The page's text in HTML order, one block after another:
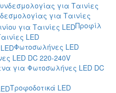
για Ταινίες
Προφίλ
LED
Φωτοσωλήνες LED
LED DC 220-240V
για Φωτοσωλήνες LED DC
Τροφοδοτικά LED